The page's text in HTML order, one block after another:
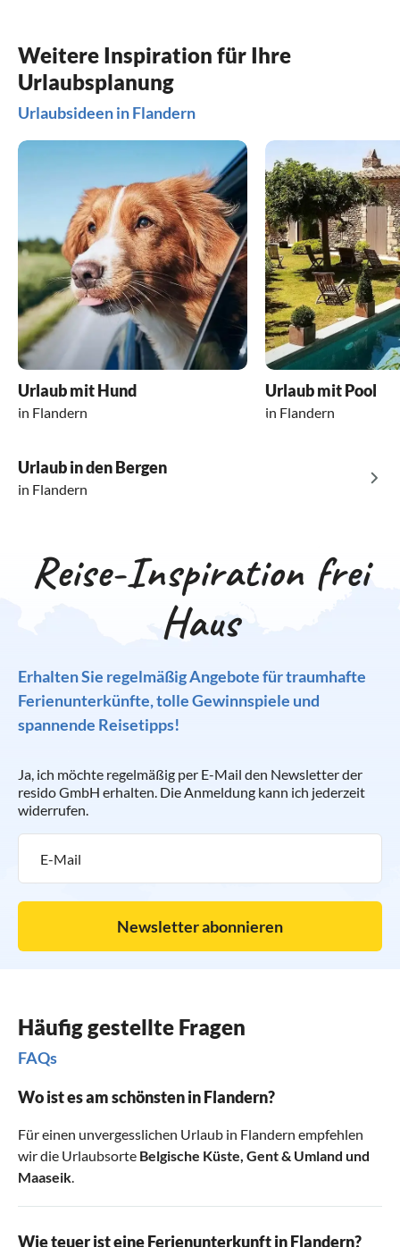
Weitere Inspiration für Ihre
Urlaubsplanung
Urlaubsideen in Flandern
Urlaub mit Hund
in Flandern
Urlaub mit Pool
in Flandern
Urlaub in den Bergen
in Flandern
Reise-Inspiration frei
Haus
Erhalten Sie regelmäßig Angebote für traumhafte
Ferienunterkünfte, tolle Gewinnspiele und
spannende Reisetipps!
Ja, ich möchte regelmäßig per E-Mail den Newsletter der
resido GmbH erhalten. Die Anmeldung kann ich jederzeit
widerrufen.
Newsletter abonnieren
Häufig gestellte Fragen
FAQs
Wo ist es am schönsten in Flandern?
Für einen unvergesslichen Urlaub in Flandern empfehlen
wir die Urlaubsorte Belgische Küste, Gent & Umland und
Maaseik.
Wie teuer ist eine Ferienunterkunft in Flandern?